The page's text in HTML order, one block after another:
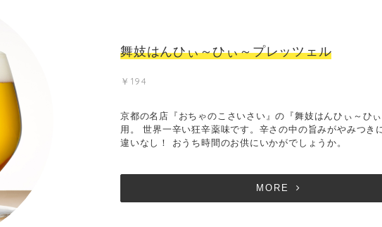
舞妓はんひぃ～ひぃ～プレッツェル
￥194
京都の名店『おちゃのこさいさい』の『舞妓はんひぃ～ひ
用。 世界一辛い狂辛薬味です。辛さの中の旨みがやみつき
違いなし！ おうち時間のお供にいかがでしょうか。
MORE